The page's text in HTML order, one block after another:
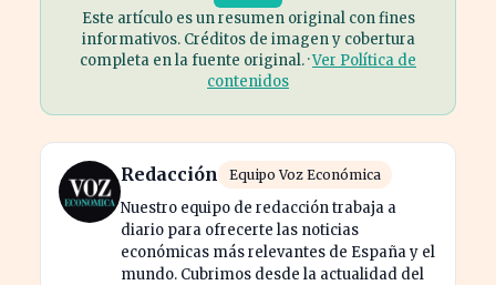
Este artículo es un resumen original con fines
informativos. Créditos de imagen y cobertura
completa en la fuente original. ·Ver Política de
contenidos
Redacción Equipo Voz Económica
Nuestro equipo de redacción trabaja a
diario para ofrecerte las noticias
económicas más relevantes de España y el
mundo. Cubrimos desde la actualidad del